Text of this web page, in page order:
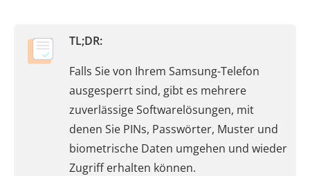
TL;DR:
Falls Sie von Ihrem Samsung-Telefon
ausgesperrt sind, gibt es mehrere
zuverlässige Softwarelösungen, mit
denen Sie PINs, Passwörter, Muster und
biometrische Daten umgehen und wieder
Zugriff erhalten können.